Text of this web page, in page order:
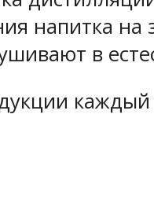
напитка
в
каждый